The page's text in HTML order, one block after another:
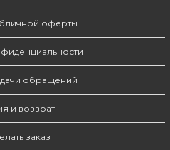
оферты
обращений
и возврат
заказ